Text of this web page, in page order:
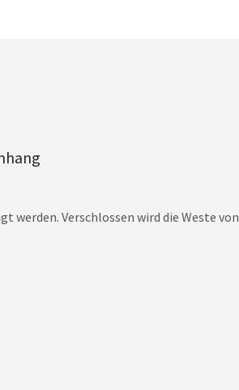
werden. Verschlossen wird die Weste von